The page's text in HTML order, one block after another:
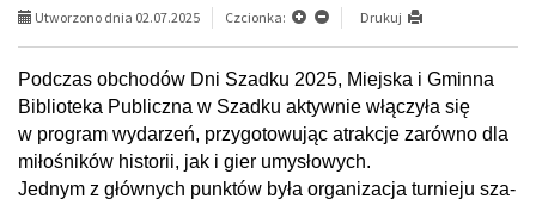
Utworzono dnia 02.07.2025 Czcionka: Drukuj
Pod­czas obcho­dów Dni Szadku 2025, Miej­ska i Gminna
Biblio­teka Publiczna w Szadku aktyw­nie włą­czyła się
w pro­gram wyda­rzeń, przy­go­to­wu­jąc atrak­cje zarówno dla
miło­śni­ków histo­rii, jak i gier umy­sło­wych.
Jed­nym z głów­nych punk­tów była orga­ni­za­cja tur­nieju sza­